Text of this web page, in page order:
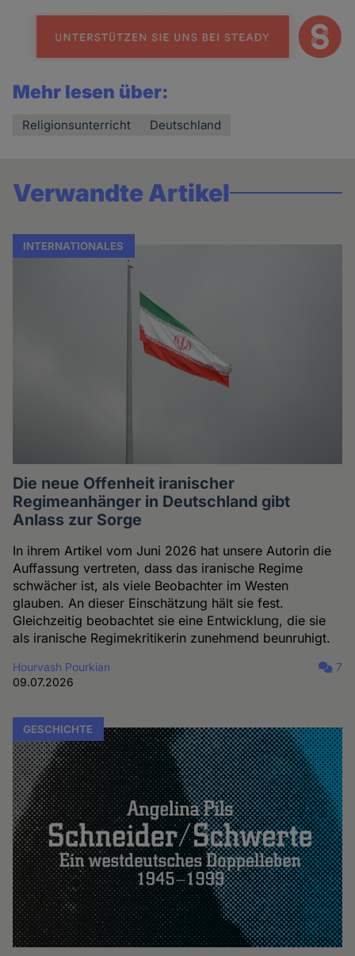
Mehr lesen über:
Religionsunterricht Deutschland
Verwandte Artikel
INTERNATIONALES
Die neue Offenheit iranischer
Regimeanhänger in Deutschland gibt
Anlass zur Sorge
In ihrem Artikel vom Juni 2026 hat unsere Autorin die
Auffassung vertreten, dass das iranische Regime
schwächer ist, als viele Beobachter im Westen
glauben. An dieser Einschätzung hält sie fest.
Gleichzeitig beobachtet sie eine Entwicklung, die sie
als iranische Regimekritikerin zunehmend beunruhigt.
Hourvash Pourkian
09.07.2026
7
GESCHICHTE